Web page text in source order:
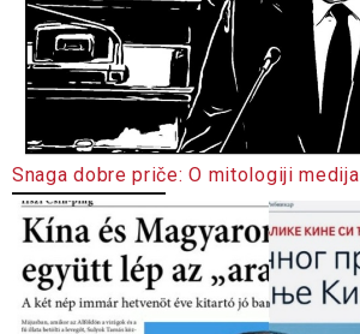
Snaga dobre priče: O mitologiji medija